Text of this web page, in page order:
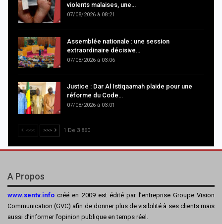
violents malaises, une…
07/08/2026 à 08:21
Assemblée nationale : une session
extraordinaire décisive…
07/08/2026 à 03:06
Justice : Dar Al Istiqaamah plaide pour une
réforme du Code…
07/08/2026 à 03:01
<<< >>> 1 De 3 860
A Propos
www.sentv.info créé en 2009 est édité par l’entreprise Groupe Vision
Communication (GVC) afin de donner plus de visibilité à ses clients mais
aussi d’informer l’opinion publique en temps réel.